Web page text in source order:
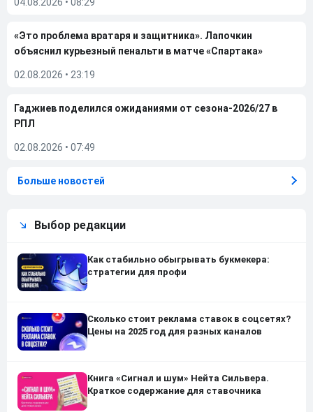
«Это проблема вратаря и защитника». Лапочкин
объяснил курьезный пенальти в матче «Спартака»
02.08.2026 • 23:19
Гаджиев поделился ожиданиями от сезона-2026/27 в
РПЛ
02.08.2026 • 07:49
Больше новостей
Выбор редакции
Как стабильно обыгрывать букмекера:
стратегии для профи
Сколько стоит реклама ставок в соцсетях?
Цены на 2025 год для разных каналов
Книга «Сигнал и шум» Нейта Сильвера.
Краткое содержание для ставочника